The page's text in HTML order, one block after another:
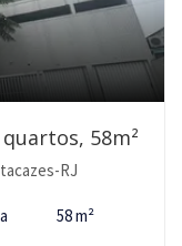
58m²
RJ
58 m²